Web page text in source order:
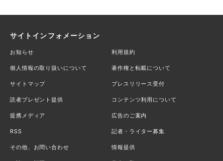
サイトインフォメーション
お知らせ 利用規約
個人情報の取り扱いについて 著作権と転載について
サイトマップ プレスリリース受付
読者プレゼント提供 コンテンツ利用について
提携メディア 広告のご案内
RSS 記者・ライター募集
その他、お問い合わせ 情報提供